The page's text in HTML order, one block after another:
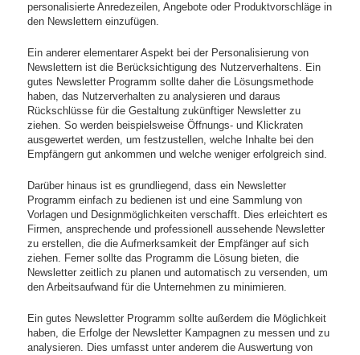
personalisierte Anredezeilen, Angebote oder Produktvorschläge in
den Newslettern einzufügen.
Ein anderer elementarer Aspekt bei der Personalisierung von
Newslettern ist die Berücksichtigung des Nutzerverhaltens. Ein
gutes Newsletter Programm sollte daher die Lösungsmethode
haben, das Nutzerverhalten zu analysieren und daraus
Rückschlüsse für die Gestaltung zukünftiger Newsletter zu
ziehen. So werden beispielsweise Öffnungs- und Klickraten
ausgewertet werden, um festzustellen, welche Inhalte bei den
Empfängern gut ankommen und welche weniger erfolgreich sind.
Darüber hinaus ist es grundliegend, dass ein Newsletter
Programm einfach zu bedienen ist und eine Sammlung von
Vorlagen und Designmöglichkeiten verschafft. Dies erleichtert es
Firmen, ansprechende und professionell aussehende Newsletter
zu erstellen, die die Aufmerksamkeit der Empfänger auf sich
ziehen. Ferner sollte das Programm die Lösung bieten, die
Newsletter zeitlich zu planen und automatisch zu versenden, um
den Arbeitsaufwand für die Unternehmen zu minimieren.
Ein gutes Newsletter Programm sollte außerdem die Möglichkeit
haben, die Erfolge der Newsletter Kampagnen zu messen und zu
analysieren. Dies umfasst unter anderem die Auswertung von